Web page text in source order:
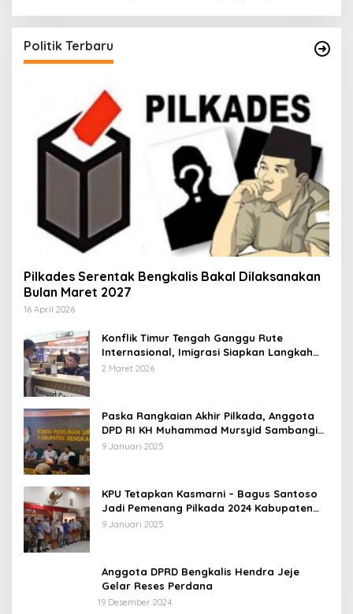
Politik Terbaru
Pilkades Serentak Bengkalis Bakal Dilaksanakan
Bulan Maret 2027
16 April 2026
Konflik Timur Tengah Ganggu Rute
Internasional, Imigrasi Siapkan Langkah
Antisipatif
2 Maret 2026
Paska Rangkaian Akhir Pilkada, Anggota
DPD RI KH Muhammad Mursyid Sambangi
KPU Bengkalis
9 Januari 2025
KPU Tetapkan Kasmarni – Bagus Santoso
Jadi Pemenang Pilkada 2024 Kabupaten
Bengkalis
9 Januari 2025
Anggota DPRD Bengkalis Hendra Jeje
Gelar Reses Perdana
19 Desember 2024